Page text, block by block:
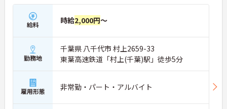
給料 時給2,000円～
勤務地
千葉県 八千代市 村上2659-33
東葉高速鉄道「村上(千葉)駅」徒歩5分
雇用形態 非常勤・パート・アルバイト